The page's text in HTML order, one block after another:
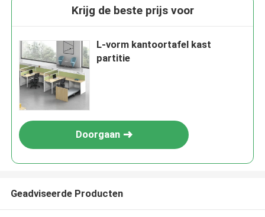
Krijg de beste prijs voor
L-vorm kantoortafel kast
partitie
Doorgaan
Geadviseerde Producten